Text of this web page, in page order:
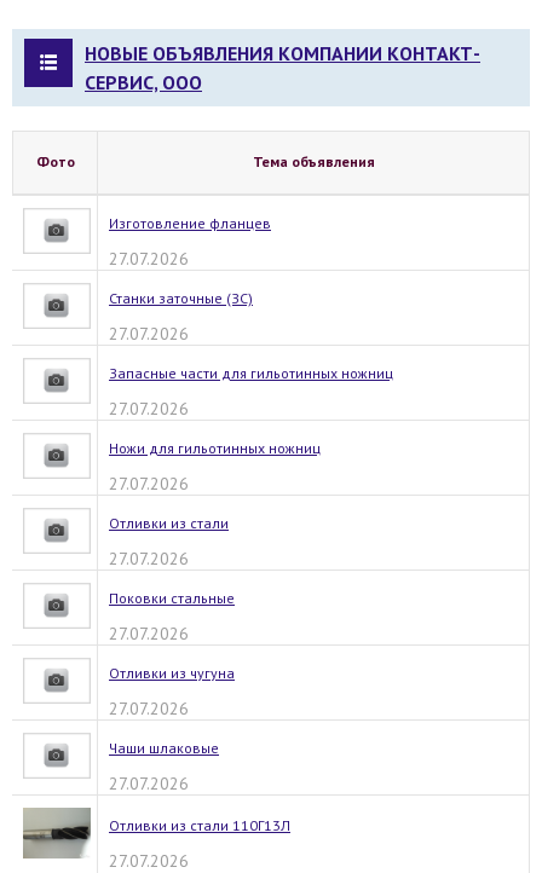
НОВЫЕ ОБЪЯВЛЕНИЯ КОМПАНИИ КОНТАКТ-
СЕРВИС, ООО
Фото Тема объявления
Изготовление фланцев
27.07.2026
Станки заточные (ЗС)
27.07.2026
Запасные части для гильотинных ножниц
27.07.2026
Ножи для гильотинных ножниц
27.07.2026
Отливки из стали
27.07.2026
Поковки стальные
27.07.2026
Отливки из чугуна
27.07.2026
Чаши шлаковые
27.07.2026
Отливки из стали 110Г13Л
27.07.2026